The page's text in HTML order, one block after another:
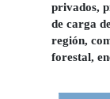
privados,
de carga
región,
forestal,